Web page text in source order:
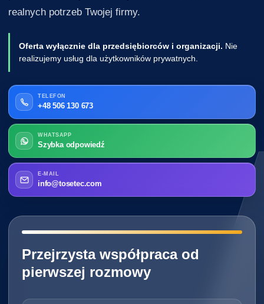
realnych potrzeb Twojej firmy.
Oferta wyłącznie dla przedsiębiorców i organizacji. Nie
realizujemy usług dla użytkowników prywatnych.
TELEFON
+48 506 130 673
WHATSAPP
Szybka odpowiedź
E-MAIL
info@tosetec.com
━━━━━━━━━━━━━━━━━━━━━━━━━━━━
Przejrzysta współpraca od
pierwszej rozmowy